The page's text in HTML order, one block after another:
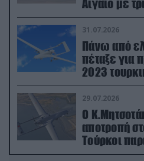
Αιγαίο με
31.07.2026
Πάνω από
πέταξε για
2023
29.07.2026
Ο
αποτροπή
Τούρκοι
drone